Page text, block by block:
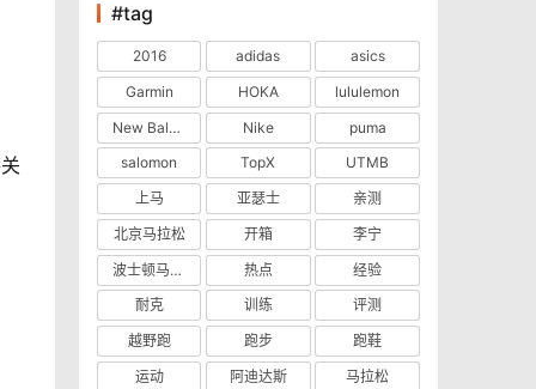
#tag
2016 adidas
asics
Garmin
HOKA
lululemon
New Balance
Nike
puma
salomon
TopX
UTMB
上马
亚瑟士
亲测
北京马拉松
开箱
李宁
波士顿马拉松
热点
经验
耐克
训练
评测
越野跑
跑步
跑鞋
运动
阿迪达斯 马拉松